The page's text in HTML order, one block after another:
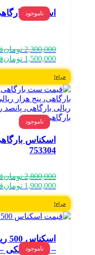
ناموجود
اسکناس
2,300,000 تومان
1,500,000 تومان
حراج!
ناموجود
753304
2,800,000 تومان
1,900,000 تومان
حراج!
ناموجود
– در حد بانکی – 11/